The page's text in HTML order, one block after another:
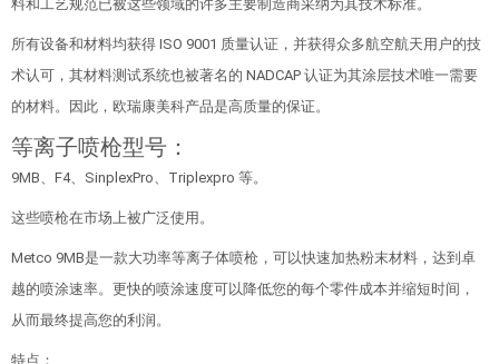
料和工艺规范已被这些领域的许多主要制造商采纳为其技术标准。
所有设备和材料均获得 ISO 9001 质量认证，并获得众多航空航天用户的技
术认可，其材料测试系统也被著名的 NADCAP 认证为其涂层技术唯一需要
的材料。因此，欧瑞康美科产品是高质量的保证。
等离子喷枪型号：
9MB、F4、SinplexPro、Triplexpro 等。
这些喷枪在市场上被广泛使用。
Metco 9MB是一款大功率等离子体喷枪，可以快速加热粉末材料，达到卓
越的喷涂速率。更快的喷涂速度可以降低您的每个零件成本并缩短时间，
从而最终提高您的利润。
特点：